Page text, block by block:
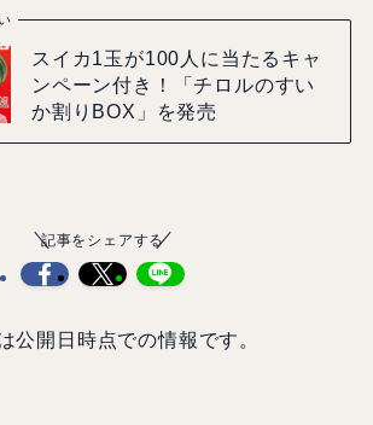
スイカ1玉が100人に当たるキャ
ンペーン付き！「チロルのすい
か割りBOX」を発売
記事をシェアする
公開日時点での情報です。